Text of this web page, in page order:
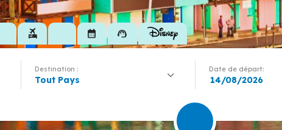
flights_and_hotels calendar_month support_agent
Destination :
Tout Pays
Date de départ: